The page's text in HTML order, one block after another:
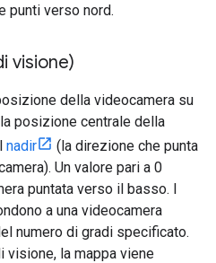
punti verso nord.
visione)
della videocamera su
posizione centrale della
nadir
(la direzione che punta
Un valore pari a 0
puntata verso il basso. I
a una videocamera
numero di gradi specificato.
visione, la mappa viene